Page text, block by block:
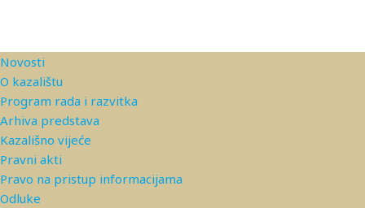
Novosti
O kazalištu
Program rada i razvitka
Arhiva predstava
Kazališno vijeće
Pravni akti
Pravo na pristup informacijama
Odluke